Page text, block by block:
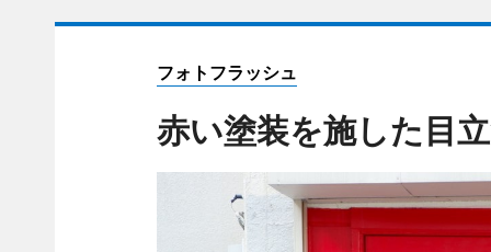
フォトフラッシュ
赤い塗装を施した目